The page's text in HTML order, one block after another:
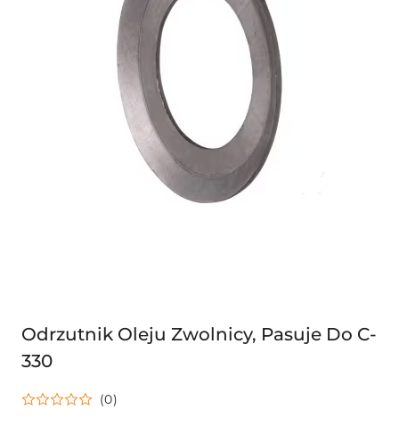
Odrzutnik Oleju Zwolnicy, Pasuje Do C-
330
(0)